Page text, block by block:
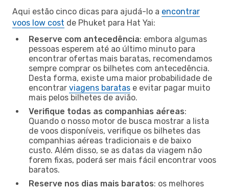
Aqui estão cinco dicas para ajudá-lo a encontrar
voos low cost de Phuket para Hat Yai:
Reserve com antecedência: embora algumas
pessoas esperem até ao último minuto para
encontrar ofertas mais baratas, recomendamos
sempre comprar os bilhetes com antecedência.
Desta forma, existe uma maior probabilidade de
encontrar viagens baratas e evitar pagar muito
mais pelos bilhetes de avião.
Verifique todas as companhias aéreas:
Quando o nosso motor de busca mostrar a lista
de voos disponíveis, verifique os bilhetes das
companhias aéreas tradicionais e de baixo
custo. Além disso, se as datas da viagem não
forem fixas, poderá ser mais fácil encontrar voos
baratos.
Reserve nos dias mais baratos: os melhores